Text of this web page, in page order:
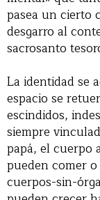
pasea un cierto
desgarro al
sacrosanto
La identidad se
espacio se
escindidos,
siempre
papá, el cuerpo
pueden comer
cuerpos-sin-